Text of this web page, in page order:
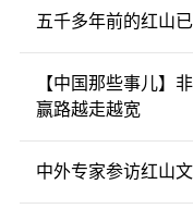
五千多年前的红山
【中国那些事儿】
赢路越走越宽
中外专家参访红山